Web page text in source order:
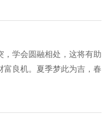
，学会圆融相处，这将有助
富良机。夏季梦此为吉，春